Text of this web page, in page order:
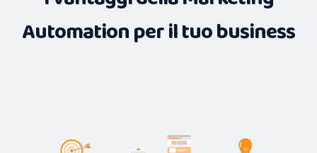
Automation per il tuo business